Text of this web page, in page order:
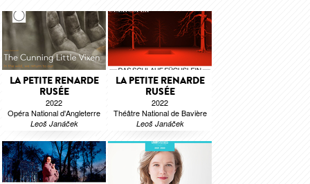
LA PETITE RENARDE
RUSÉE
2022
Opéra National d'Angleterre
Leoš Janáček
LA PETITE RENARDE
RUSÉE
2022
Théâtre National de Bavière
Leoš Janáček